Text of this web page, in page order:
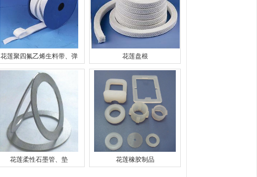
花莲聚四氟乙烯生料带、弹 花莲盘根
花莲柔性石墨管、垫 花莲橡胶制品